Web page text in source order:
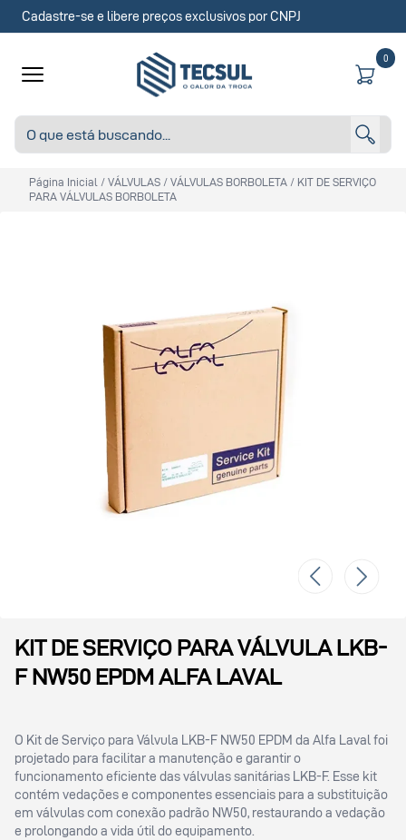
Cadastre-se e libere preços exclusivos por CNPJ
0
Página Inicial / VÁLVULAS / VÁLVULAS BORBOLETA / KIT DE SERVIÇO
PARA VÁLVULAS BORBOLETA
KIT DE SERVIÇO PARA VÁLVULA LKB-
F NW50 EPDM ALFA LAVAL
O Kit de Serviço para Válvula LKB-F NW50 EPDM da Alfa Laval foi
projetado para facilitar a manutenção e garantir o
funcionamento eficiente das válvulas sanitárias LKB-F. Esse kit
contém vedações e componentes essenciais para a substituição
em válvulas com conexão padrão NW50, restaurando a vedação
e prolongando a vida útil do equipamento.